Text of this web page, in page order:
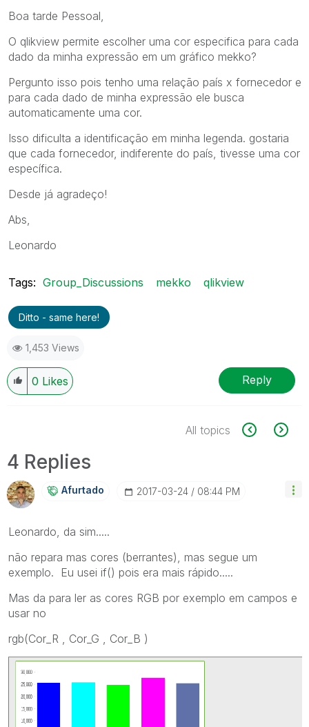
Boa tarde Pessoal,
O qlikview permite escolher uma cor especifica para cada
dado da minha expressão em um gráfico mekko?
Pergunto isso pois tenho uma relação país x fornecedor e
para cada dado de minha expressão ele busca
automaticamente uma cor.
Isso dificulta a identificação em minha legenda. gostaria
que cada fornecedor, indiferente do país, tivesse uma cor
específica.
Desde já agradeço!
Abs,
Leonardo
Tags: Group_Discussions mekko qlikview
Ditto - same here!
1,453 Views
0 Likes Reply
All topics
4 Replies
Afurtado ‎2017-03-24 08:44 PM
Leonardo, da sim.....
não repara mas cores (berrantes), mas segue um
exemplo. Eu usei if() pois era mais rápido.....
Mas da para ler as cores RGB por exemplo em campos e
usar no
rgb(Cor_R , Cor_G , Cor_B )